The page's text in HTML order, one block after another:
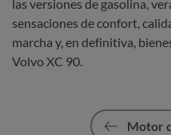
las versiones de gasolina,
sensaciones de confort,
marcha y, en definitiva,
Volvo XC 90.
Motor